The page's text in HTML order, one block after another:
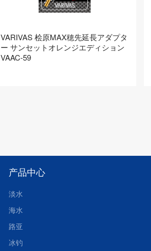
VARIVAS 桧原MAX穂先延長アダプタ
ー サンセットオレンジエディション
VAAC-59
产品中心
淡水
海水
路亚
冰钓